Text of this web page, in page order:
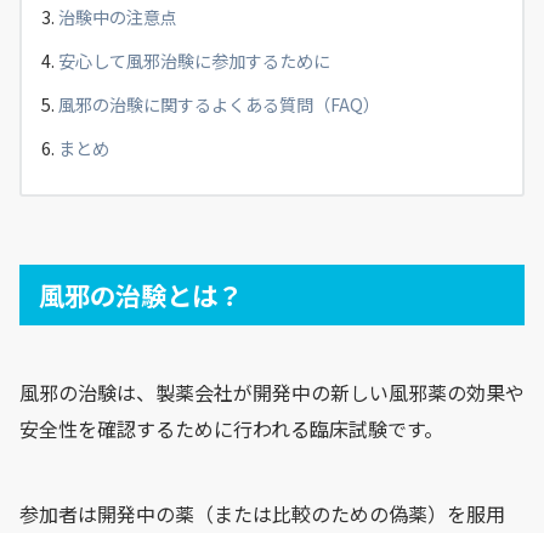
治験中の注意点
安心して風邪治験に参加するために
風邪の治験に関するよくある質問（FAQ）
まとめ
風邪の治験とは？
風邪の治験は、製薬会社が開発中の新しい風邪薬の効果や
安全性を確認するために行われる臨床試験です。
参加者は開発中の薬（または比較のための偽薬）を服用